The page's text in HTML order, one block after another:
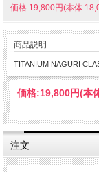
価格:19,800円(本体
商品説明
TITANIUM NAGURI
価格:19,800円(本
注文